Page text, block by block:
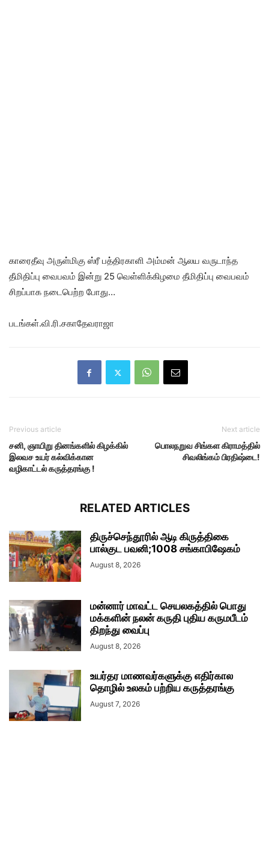
காரைதீவு அருள்மிகு ஸ்ரீ பத்திரகாளி அம்மன் ஆலய வருடாந்த
தீமிதிப்பு வைபவம் இன்று 25 வெள்ளிக்கிழமை தீமிதிப்பு வைபவம்
சிறப்பாக நடைபெற்ற போது…
படங்கள்.வி.ரி.சகாதேவராஜா
Previous article
சனி, ஞாயிறு தினங்களில் கிழக்கில்
இலவச உயர் கல்விக்கான
வழிகாட்டல் கருத்தரங்கு !
Next article
பொலநறுவ சிங்கள கிராமத்தில்
சிவலிங்கம் பிரதிஷ்டை!
RELATED ARTICLES
திருச்செந்தூரில் ஆடி கிருத்திகை
பால்குட பவனி;1008 சங்காபிஷேகம்
August 8, 2026
மன்னார் மாவட்ட செயலகத்தில் பொது
மக்களின் நலன் கருதி புதிய கருமபீடம்
திறந்து வைப்பு
August 8, 2026
உயர்தர மாணவர்களுக்கு எதிர்கால
தொழில் உலகம் பற்றிய கருத்தரங்கு
August 7, 2026